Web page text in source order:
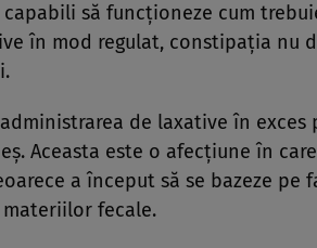
să funcţioneze cum
în mod regulat, constipaţia nu
administrarea de laxative în
Aceasta este o afecţiune în
a început să se bazeze
fecale.